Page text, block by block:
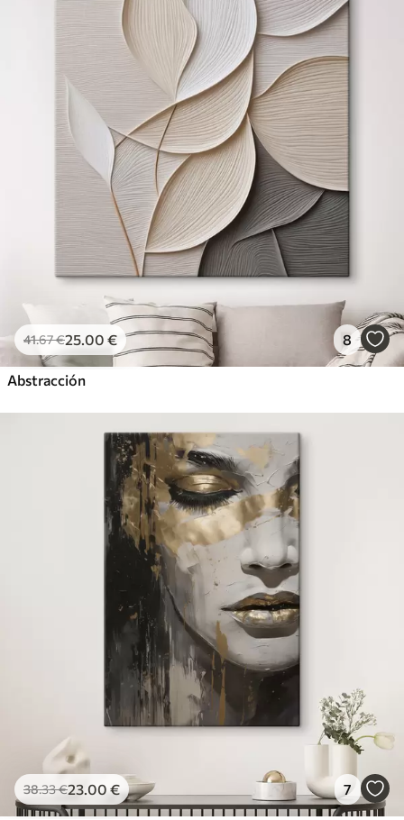
41.67€25.00 € 8
Abstracción
38.33€23.00 € 7